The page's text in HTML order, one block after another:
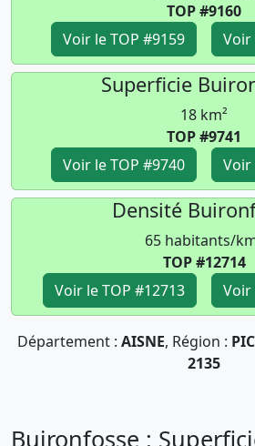
TOP #9160
Voir le TOP #9159
Voir
Superficie
18 km²
TOP #9741
Voir le TOP #9740
Voir
Densité
65 habitants/
TOP #12714
Voir le TOP #12713
Voir
Département : AISNE, Région :
2135
Buironfosse :